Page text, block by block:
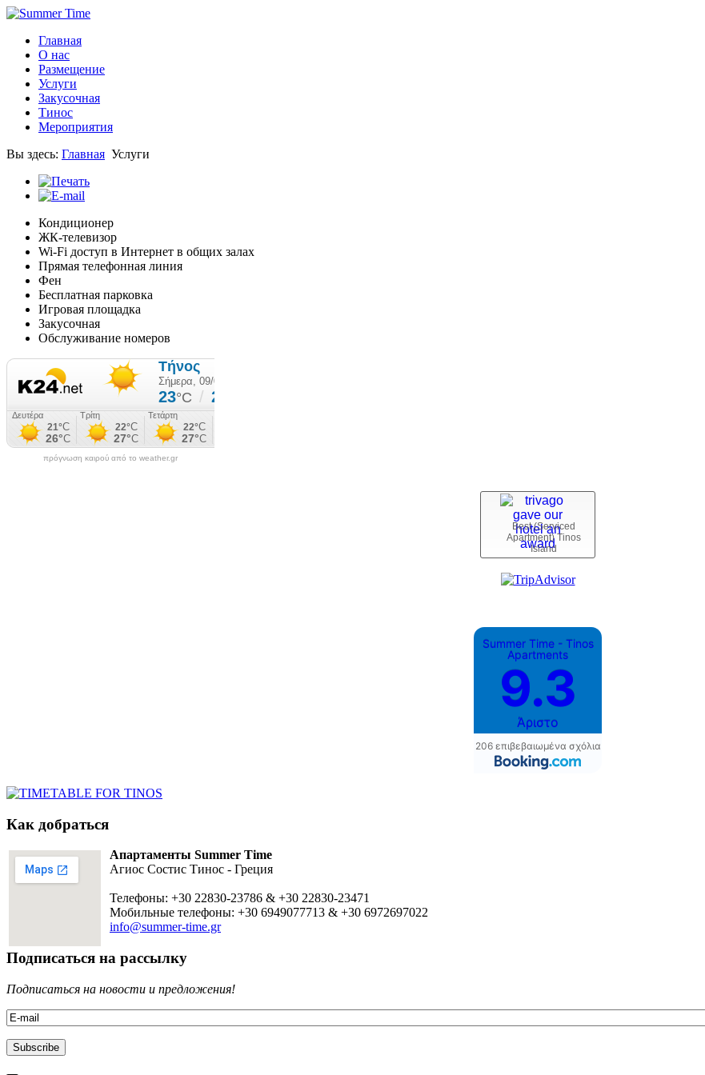
Главная
О нас
Размещение
Услуги
Закусочная
Тинос
Мероприятия
Вы здесь: Главная Услуги
Кондиционер
ЖК-телевизор
Wi-Fi доступ в Интернет в общих залах
Прямая телефонная линия
Фен
Бесплатная парковка
Игровая площадка
Закусочная
Обслуживание номеров
πρόγνωση καιρού από το weather.gr
Best (Serviced
Apartment) Tinos
Island
Summer Time - Tinos
Apartments
9.3
Άριστο
206 επιβεβαιωμένα σχόλια
Как добраться
Апартаменты Summer Time
Агиос Состис Тинос - Греция
Телефоны: +30 22830-23786 & +30 22830-23471
Мобильные телефоны: +30 6949077713 & +30 6972697022
info@summer-time.gr
Подписаться на рассылку
Подписаться на новости и предложения!